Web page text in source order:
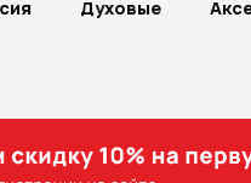
Духовые